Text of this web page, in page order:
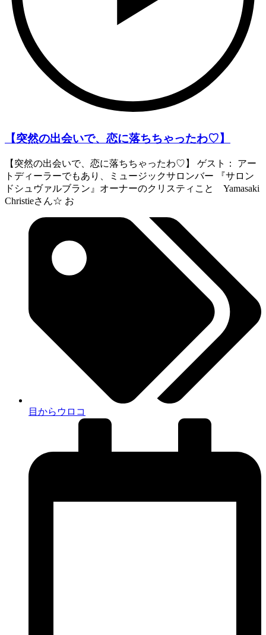
【突然の出会いで、恋に落ちちゃったわ♡】
【突然の出会いで、恋に落ちちゃったわ♡】 ゲスト： アー
トディーラーでもあり、ミュージックサロンバー 『サロン
ドシュヴァルブラン』オーナーのクリスティこと Yamasaki
Christieさん☆ お
目からウロコ